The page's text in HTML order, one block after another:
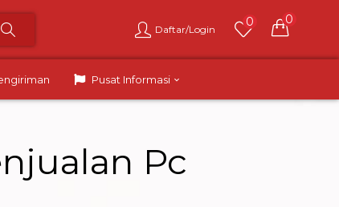
Daftar/Login
0 0
Pusat Informasi
Pc